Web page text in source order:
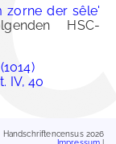
zorne der sêle'
HSC-
IV, 40
Handschriftencensus 2026